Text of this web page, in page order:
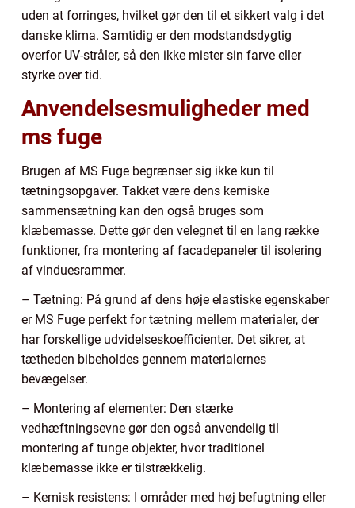
uden at forringes, hvilket gør den til et sikkert valg i det
danske klima. Samtidig er den modstandsdygtig
overfor UV-stråler, så den ikke mister sin farve eller
styrke over tid.
Anvendelsesmuligheder med
ms fuge
Brugen af MS Fuge begrænser sig ikke kun til
tætningsopgaver. Takket være dens kemiske
sammensætning kan den også bruges som
klæbemasse. Dette gør den velegnet til en lang række
funktioner, fra montering af facadepaneler til isolering
af vinduesrammer.
– Tætning: På grund af dens høje elastiske egenskaber
er MS Fuge perfekt for tætning mellem materialer, der
har forskellige udvidelseskoefficienter. Det sikrer, at
tætheden bibeholdes gennem materialernes
bevægelser.
– Montering af elementer: Den stærke
vedhæftningsevne gør den også anvendelig til
montering af tunge objekter, hvor traditionel
klæbemasse ikke er tilstrækkelig.
– Kemisk resistens: I områder med høj befugtning eller